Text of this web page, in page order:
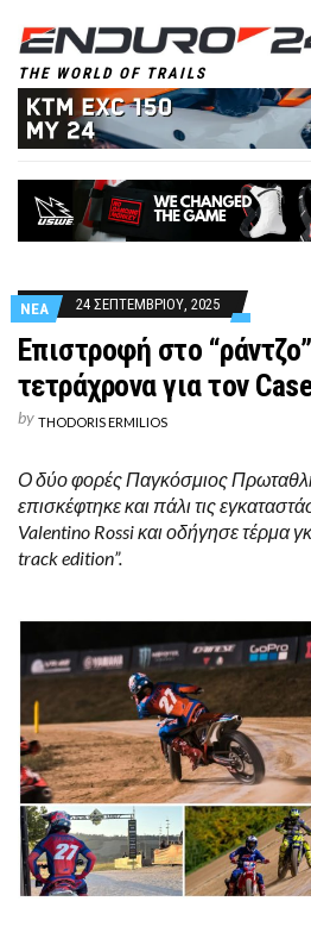
THE WORLD OF TRAILS
ΝΕΑ 24 ΣΕΠΤΕΜΒΡΙΟΥ, 2025
Επιστροφή στο
τετράχρονα για τον
by THODORIS ERMILIOS
Ο δύο φορές Παγκόσμιος
επισκέφτηκε και πάλι τις
Valentino Rossi και οδήγησε τέρμα
track edition”.